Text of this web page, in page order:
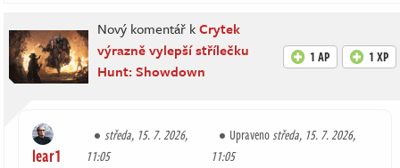
Nový komentář kCrytek
výrazně vylepší střílečku
Hunt: Showdown
1 AP 1 XP
lear1
středa, 15. 7. 2026,
11:05
Upravenostředa, 15. 7. 2026,
11:05